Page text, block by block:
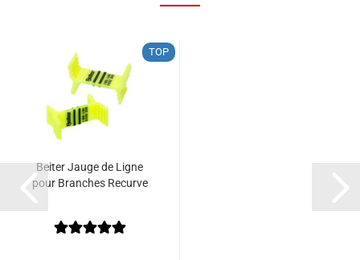
TOP
Beiter Jauge de Ligne
pour Branches Recurve